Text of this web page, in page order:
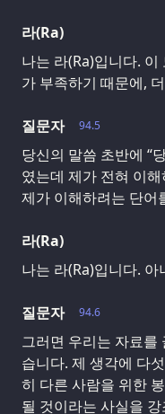
라(Ra)
나는 라(Ra)입니다.
가 부족하기 때문에,
94.5
질문자
당신의 말씀 초반에 “
였는데 제가 전혀 이
제가 이해하려는 단어
라(Ra)
나는 라(Ra)입니다. 아
94.6
질문자
그러면 우리는 자료를
습니다. 제 생각에 다
히 다른 사람을 위한
될 것이라는 사실을